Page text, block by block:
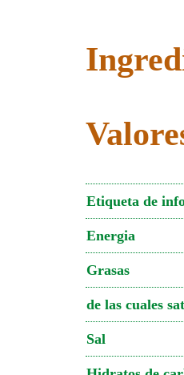
Etiqueta de
Energia
Grasas
de las cuales
Sal